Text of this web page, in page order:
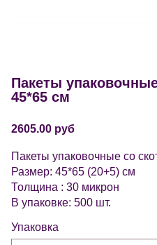
Пакеты
45*65 см
2605.00 руб
Пакеты упаковочные со
Размер: 45*65 (20+5) см
Толщина : 30 микрон
В упаковке: 500 шт.
Упаковка